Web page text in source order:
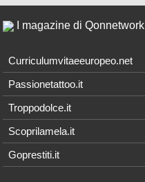
I magazine di Qonnetwork
Curriculumvitaeeuropeo.net
Passionetattoo.it
Troppodolce.it
Scoprilamela.it
Goprestiti.it